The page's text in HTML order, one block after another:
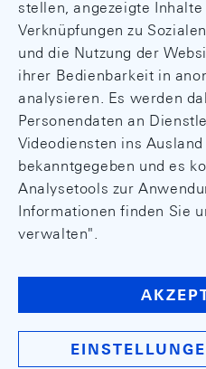
stellen, angezeigte Inhalte
Verknüpfungen zu
und die Nutzung der
ihrer Bedienbarkeit in
analysieren. Es werden
Personendaten an
Videodiensten ins
bekanntgegeben und es
Analysetools zur
Informationen finden Sie
verwalten".